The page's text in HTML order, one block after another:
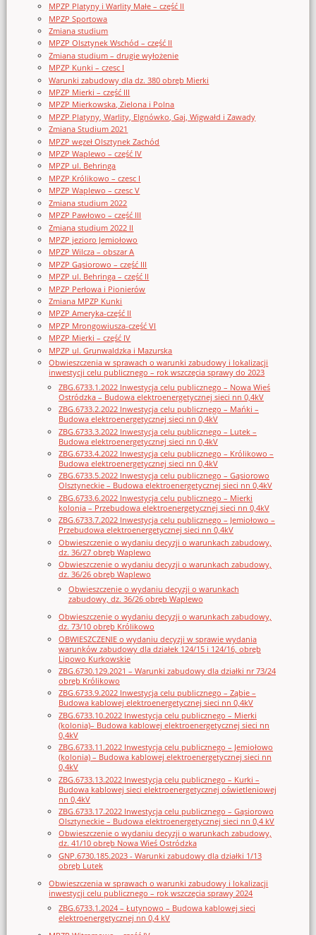
MPZP Platyny i Warlity Małe – część II
MPZP Sportowa
Zmiana studium
MPZP Olsztynek Wschód – część II
Zmiana studium – drugie wyłożenie
MPZP Kunki – czesc I
Warunki zabudowy dla dz. 380 obręb Mierki
MPZP Mierki – część III
MPZP Mierkowska, Zielona i Polna
MPZP Platyny, Warlity, Elgnówko, Gaj, Wigwałd i Zawady
Zmiana Studium 2021
MPZP węzeł Olsztynek Zachód
MPZP Waplewo – część IV
MPZP ul. Behringa
MPZP Królikowo – czesc I
MPZP Waplewo – czesc V
Zmiana studium 2022
MPZP Pawłowo – część III
Zmiana studium 2022 II
MPZP jezioro Jemiołowo
MPZP Wilcza – obszar A
MPZP Gąsiorowo – część III
MPZP ul. Behringa – część II
MPZP Perłowa i Pionierów
Zmiana MPZP Kunki
MPZP Ameryka-część II
MPZP Mrongowiusza-część VI
MPZP Mierki – część IV
MPZP ul. Grunwaldzka i Mazurska
Obwieszczenia w sprawach o warunki zabudowy i lokalizacji
inwestycji celu publicznego – rok wszczęcia sprawy do 2023
ZBG.6733.1.2022 Inwestycja celu publicznego – Nowa Wieś
Ostródzka – Budowa elektroenergetycznej sieci nn 0,4kV
ZBG.6733.2.2022 Inwestycja celu publicznego – Mańki –
Budowa elektroenergetycznej sieci nn 0,4kV
ZBG.6733.3.2022 Inwestycja celu publicznego – Lutek –
Budowa elektroenergetycznej sieci nn 0,4kV
ZBG.6733.4.2022 Inwestycja celu publicznego – Królikowo –
Budowa elektroenergetycznej sieci nn 0,4kV
ZBG.6733.5.2022 Inwestycja celu publicznego – Gąsiorowo
Olsztyneckie – Budowa elektroenergetycznej sieci nn 0,4kV
ZBG.6733.6.2022 Inwestycja celu publicznego – Mierki
kolonia – Przebudowa elektroenergetycznej sieci nn 0,4kV
ZBG.6733.7.2022 Inwestycja celu publicznego – Jemiołowo –
Przebudowa elektroenergetycznej sieci nn 0,4kV
Obwieszczenie o wydaniu decyzji o warunkach zabudowy,
dz. 36/27 obręb Waplewo
Obwieszczenie o wydaniu decyzji o warunkach zabudowy,
dz. 36/26 obręb Waplewo
Obwieszczenie o wydaniu decyzji o warunkach
zabudowy, dz. 36/26 obręb Waplewo
Obwieszczenie o wydaniu decyzji o warunkach zabudowy,
dz. 73/10 obręb Królikowo
OBWIESZCZENIE o wydaniu decyzji w sprawie wydania
warunków zabudowy dla działek 124/15 i 124/16, obręb
Lipowo Kurkowskie
ZBG.6730.129.2021 – Warunki zabudowy dla działki nr 73/24
obręb Królikowo
ZBG.6733.9.2022 Inwestycja celu publicznego – Ząbie –
Budowa kablowej elektroenergetycznej sieci nn 0,4kV
ZBG.6733.10.2022 Inwestycja celu publicznego – Mierki
(kolonia)– Budowa kablowej elektroenergetycznej sieci nn
0,4kV
ZBG.6733.11.2022 Inwestycja celu publicznego – Jemiołowo
(kolonia) – Budowa kablowej elektroenergetycznej sieci nn
0,4kV
ZBG.6733.13.2022 Inwestycja celu publicznego – Kurki –
Budowa kablowej sieci elektroenergetycznej oświetleniowej
nn 0,4kV
ZBG.6733.17.2022 Inwestycja celu publicznego – Gąsiorowo
Olsztyneckie – Budowa elektroenergetycznej sieci nn 0,4 kV
Obwieszczenie o wydaniu decyzji o warunkach zabudowy,
dz. 41/10 obręb Nowa Wieś Ostródzka
GNP.6730.185.2023 - Warunki zabudowy dla działki 1/13
obręb Lutek
Obwieszczenia w sprawach o warunki zabudowy i lokalizacji
inwestycji celu publicznego – rok wszczęcia sprawy 2024
ZBG.6733.1.2024 – Łutynowo – Budowa kablowej sieci
elektroenergetycznej nn 0,4 kV